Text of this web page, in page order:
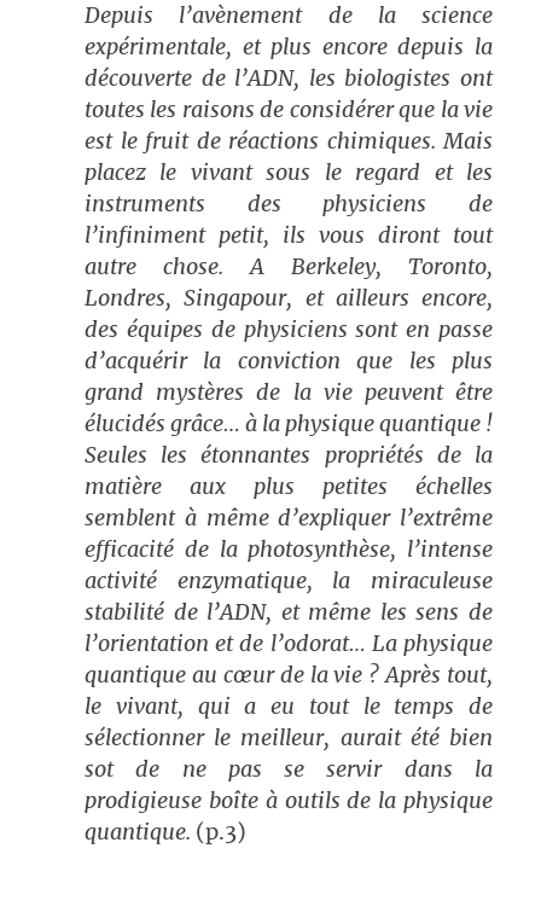
Depuis l’avènement de la science
expérimentale, et plus encore depuis la
découverte de l’ADN, les biologistes ont
toutes les raisons de considérer que la vie
est le fruit de réactions chimiques. Mais
placez le vivant sous le regard et les
instruments des physiciens de
l’infiniment petit, ils vous diront tout
autre chose. A Berkeley, Toronto,
Londres, Singapour, et ailleurs encore,
des équipes de physiciens sont en passe
d’acquérir la conviction que les plus
grand mystères de la vie peuvent être
élucidés grâce… à la physique quantique !
Seules les étonnantes propriétés de la
matière aux plus petites échelles
semblent à même d’expliquer l’extrême
efficacité de la photosynthèse, l’intense
activité enzymatique, la miraculeuse
stabilité de l’ADN, et même les sens de
l’orientation et de l’odorat… La physique
quantique au cœur de la vie ? Après tout,
le vivant, qui a eu tout le temps de
sélectionner le meilleur, aurait été bien
sot de ne pas se servir dans la
prodigieuse boîte à outils de la physique
quantique. (p.3)